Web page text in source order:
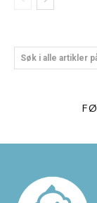
Søk i alle artikler